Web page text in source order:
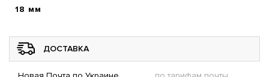
18 мм
ДОСТАВКА